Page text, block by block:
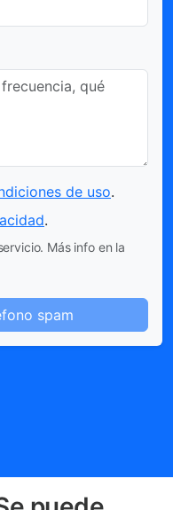
de uso.
.
Más info en la
spam